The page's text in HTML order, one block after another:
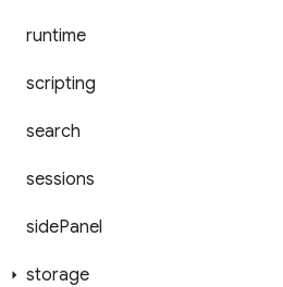
runtime
scripting
search
sessions
sidePanel
storage
Contribuisci